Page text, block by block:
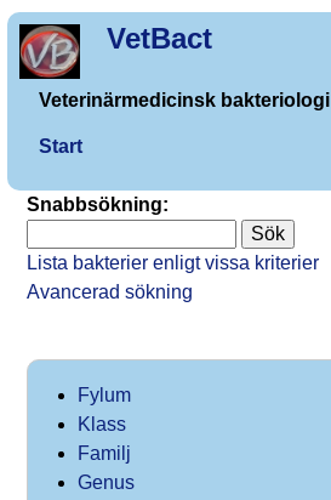
VetBact
Veterinärmedicinsk bakteriologi
Start
Snabbsökning:
Lista bakterier enligt vissa kriterier
Avancerad sökning
Fylum
Klass
Familj
Genus